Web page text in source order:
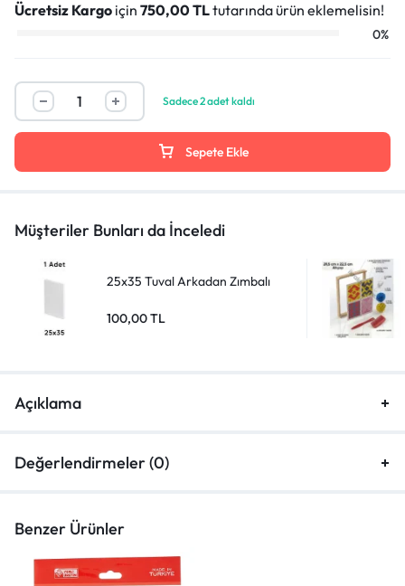
Ücretsiz Kargo için 750,00TLtutarında ürün eklemelisin!
0%
Sadece 2 adet kaldı
Sepete Ekle
Müşteriler Bunları da İnceledi
25x35 Tuval Arkadan Zımbalı
100,00TL
Açıklama
Değerlendirmeler (0)
Benzer Ürünler